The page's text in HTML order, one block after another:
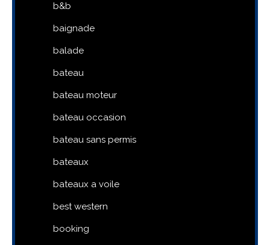
b&b
baignade
balade
bateau
bateau moteur
bateau occasion
bateau sans permis
bateaux
bateaux a voile
best western
booking